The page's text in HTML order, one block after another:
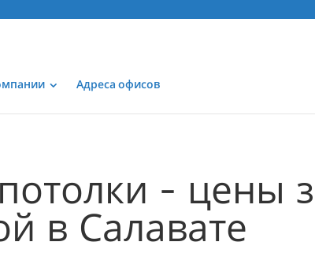
Адреса офисов
- цены
в Салавате